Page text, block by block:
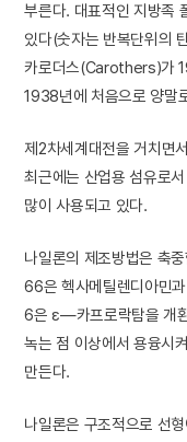
부른다. 대표적인 지방족
있다(숫자는 반복단위의
카로더스(Carothers)가
1938년에 처음으로 양말
제2차세계대전을 거치면
최근에는 산업용 섬유로
많이 사용되고 있다.
나일론의 제조방법은 축
66은 헥사메틸렌디아민
6은 ε―카프로락탐을 개
녹는 점 이상에서 용융시
만든다.
나일론은 구조적으로 선